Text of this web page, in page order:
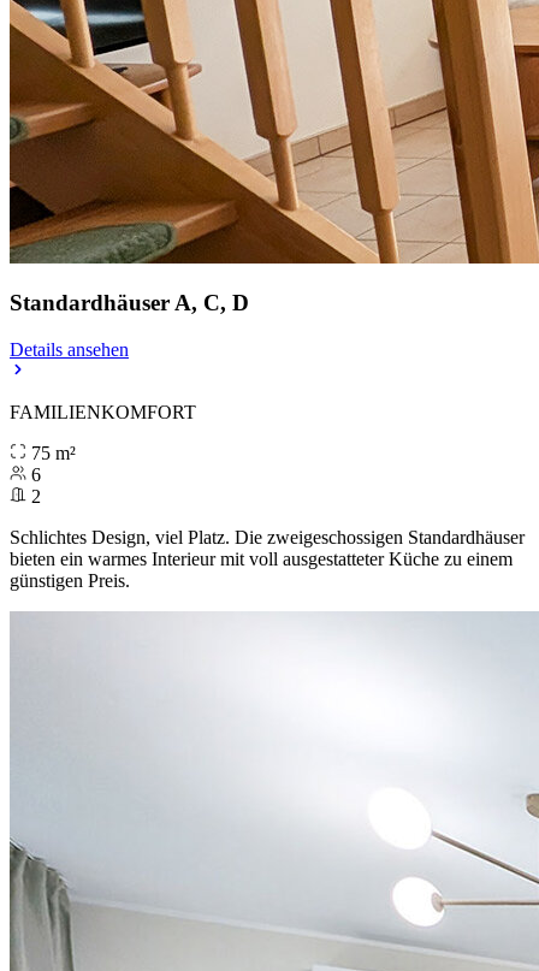
Standardhäuser A, C, D
Details ansehen
FAMILIENKOMFORT
75 m²
6
2
Schlichtes Design, viel Platz. Die zweigeschossigen Standardhäuser
bieten ein warmes Interieur mit voll ausgestatteter Küche zu einem
günstigen Preis.